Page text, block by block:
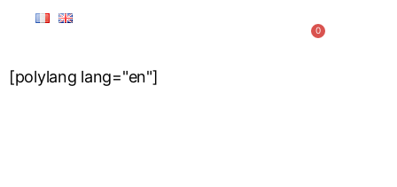
[polylang lang="en"]
0